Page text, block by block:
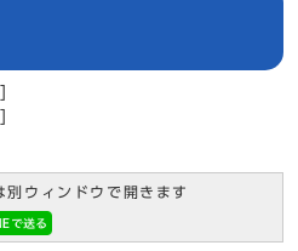
別ウィンドウで開きます